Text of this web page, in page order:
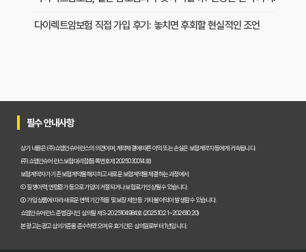
다이렉트암보험 직접 가입 후기: 놓치면 후회할 현실적인 조언
필수 안내사항
상기 내용은 (주)쇼엠인슈어런스의 의견이며, 계약체결에 따른 이익 또는 손실은 보험계약자 등에게 귀속됩니다.
(주)쇼엠인슈어런스 보험대리점(등록번호 제2025030014호)
보험계약자가 기존 보험계약을 해지하고 새로운 보험계약을 체결하는 과정에서
① 질병이력, 연령증가 등으로 가입이 거절되거나 보험료가 인상될 수 있습니다.
② 가입 상품에 따라 새로운 면책기간 적용 및 보장 제한 등 기타 불이익이 발생할 수 있습니다.
쇼엠인슈어런스 준법감시인 심의필 제S-2025104984호 (2025.10.21~2026.10.20)
본 광고는 광고심의기준을 준수하였으며, 유효기간은 심의일로부터 1년입니다.